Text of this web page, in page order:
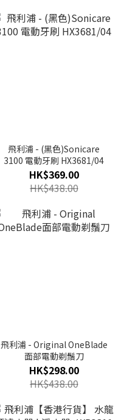
飛利浦 - (黑色)Sonicare
3100 電動牙刷 HX3681/04
HK$369.00
HK$438.00
飛利浦 - Original OneBlade
面部電動剃鬚刀
HK$298.00
HK$438.00